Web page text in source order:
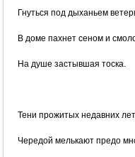
Гнуться под дыханьем
В доме пахнет сеном и
На душе застывшая тоска.
Тени прожитых недавних лет
Чередой мелькают предо